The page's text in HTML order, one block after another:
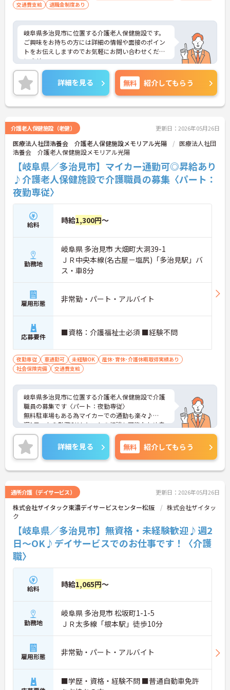
交通費支給
退職金制度あり
岐阜県多治見市に位置する介護老人保健施設です。
ご興味をお持ちの方には詳細の情報や面接のポイン
トをお伝えしますのでお気軽にお問い合わせくださ
いませ。
詳細を見る 無料 紹介してもらう
介護老人保健施設（老健） 更新日：2026年05月26日
医療法人社団浩養会 介護老人保健施設メモリアル光陽
医療法人社団
浩養会 介護老人保健施設メモリアル光陽
【岐阜県／多治見市】マイカー通勤可◎昇給あり
♪介護老人保健施設で介護職員の募集〈パート：
夜勤専従〉
給料 時給1,300円～
勤務地
岐阜県 多治見市 大畑町大洞39-1
ＪＲ中央本線(名古屋－塩尻)「多治見駅」バ
ス・車8分
雇用形態 非常勤・パート・アルバイト
応募要件 ■資格：介護福祉士必須 ■経験不問
夜勤専従 車通勤可 未経験OK
産休･育休･介護休暇取得実績あり
社会保険完備
交通費支給
岐阜県多治見市に位置する介護老人保健施設で介護
職員の募集です〈パート：夜勤専従〉
無料駐車場もある為マイカーでの通勤も楽々♪
週1日～から勤務OK！シフトの相談も可能なため自
分のペースで働くことができます◎また現場経験の
ない方でもチャレンジできる職場で、しっかりとし
たフォロー体制で、経験に関わらず安心してスター
トできます。
こちらの求人にご興味がございましたら面接のポイ
ます。
詳細を見る 無料 紹介してもらう
通所介護（デイサービス） 更新日：2026年05月26日
株式会社ザイタック東濃デイサービスセンター松阪
株式会社ザイタッ
ク
【岐阜県／多治見市】無資格・未経験歓迎♪週2
日～OK♪デイサービスでのお仕事です！〈介護
職〉
給料 時給1,065円～
勤務地
岐阜県 多治見市 松坂町1-1-5
ＪＲ太多線「根本駅」徒歩10分
雇用形態 非常勤・パート・アルバイト
■学歴・資格・経験不問 ■普通自動車免許